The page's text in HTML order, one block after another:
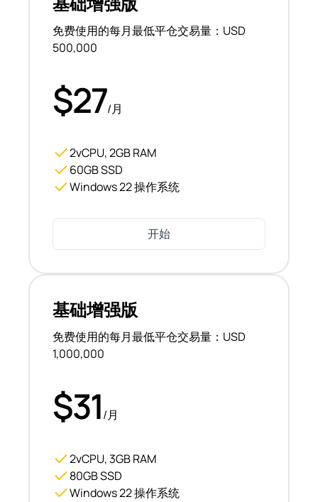
免费使用的每月最低平仓交易量：USD
500,000
$27/月
2vCPU, 2GB RAM
60GB SSD
Windows 22 操作系统
开始
基础增强版
免费使用的每月最低平仓交易量：USD
1,000,000
$31/月
2vCPU, 3GB RAM
80GB SSD
Windows 22 操作系统